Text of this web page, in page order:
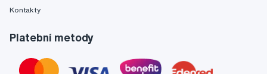
Kontakty
Platební metody